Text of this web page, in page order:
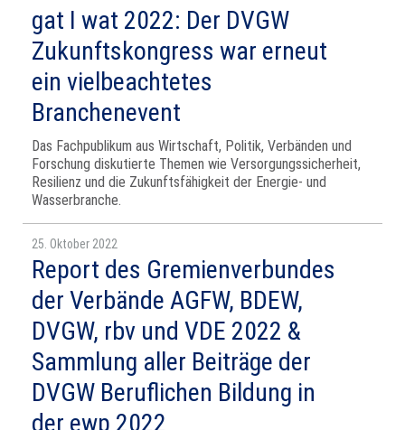
gat I wat 2022: Der DVGW
Zukunftskongress war erneut
ein vielbeachtetes
Branchenevent
Das Fachpublikum aus Wirtschaft, Politik, Verbänden und
Forschung diskutierte Themen wie Versorgungssicherheit,
Resilienz und die Zukunftsfähigkeit der Energie- und
Wasserbranche.
25. Oktober 2022
Report des Gremienverbundes
der Verbände AGFW, BDEW,
DVGW, rbv und VDE 2022 &
Sammlung aller Beiträge der
DVGW Beruflichen Bildung in
der ewp 2022